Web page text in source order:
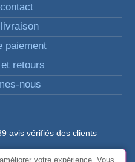
paiement
retours
nous
avis vérifiés des clients
FunToCome
votre expérience. Vous